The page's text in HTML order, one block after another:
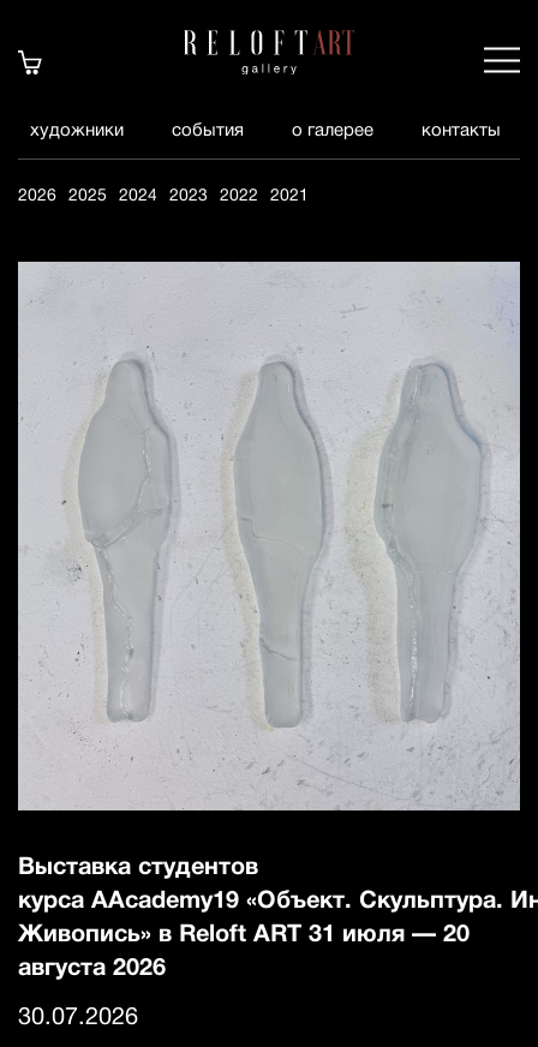
художники события о галерее контакты
2026 2025 2024 2023 2022 2021
Выставка студентов
курса AAcademy19 «Объект. Скульптура.
Живопись» в Reloft ART 31 июля — 20
августа 2026
30.07.2026